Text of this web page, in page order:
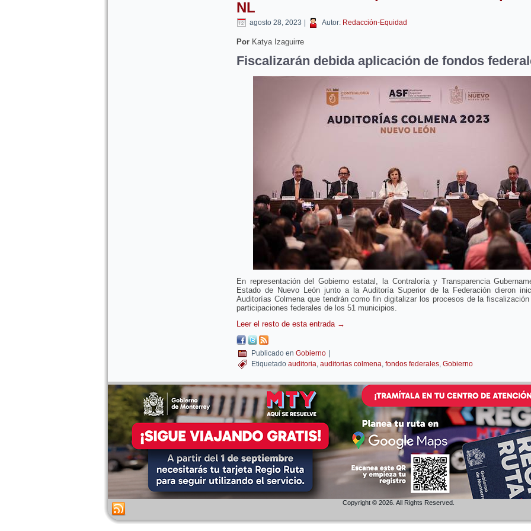
NL
agosto 28, 2023 Autor: Redacción-Equidad
Por Katya Izaguirre
Fiscalizarán debida aplicación de fondos
En representación del Gobierno estatal, la Contraloría y Transparencia
Estado de Nuevo León junto a la Auditoría Superior de la Federación dieron
Auditorías Colmena que tendrán como fin digitalizar los procesos de la
participaciones federales de los 51 municipios.
Leer el resto de esta entrada →
Publicado en Gobierno
Etiquetado auditoria, auditorias colmena, fondos federales, Gobierno
Copyright © 2026. All Rights Reserved.